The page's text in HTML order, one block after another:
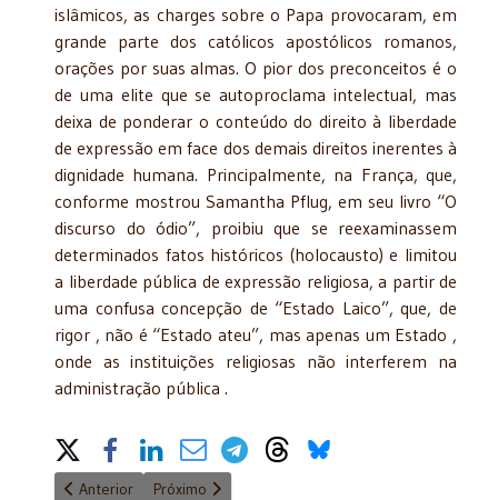
islâmicos, as charges sobre o Papa provocaram, em
grande parte dos católicos apostólicos romanos,
orações por suas almas. O pior dos preconceitos é o
de uma elite que se autoproclama intelectual, mas
deixa de ponderar o conteúdo do direito à liberdade
de expressão em face dos demais direitos inerentes à
dignidade humana. Principalmente, na França, que,
conforme mostrou Samantha Pflug, em seu livro “O
discurso do ódio”, proibiu que se reexaminassem
determinados fatos históricos (holocausto) e limitou
a liberdade pública de expressão religiosa, a partir de
uma confusa concepção de “Estado Laico”, que, de
rigor , não é “Estado ateu”, mas apenas um Estado ,
onde as instituições religiosas não interferem na
administração pública .
Share on Social Media
Artigo anterior: "Existe um direito contábil?" - 4/2/2015
Anterior Próximo artigo: "Liberdade de imprensa em
Próximo